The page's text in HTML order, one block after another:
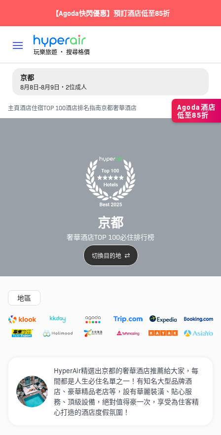
【Agoda快閃優惠】預訂酒店低至85折
玩樂旅遊 ‧ 搜尋格價
京都
8月8日-8月9日・2位成人
主頁酒店住宿TOP 100酒店排名指南京都奢華酒店
京都
奢華酒店TOP 100必住排行榜
切換目的地
精選酒店
地區
HyperAir精選出京都的奢華酒店推薦給大家，每
間都是人生必住名單之一 ！有知名大型品牌酒
店、豪華精品老店等，設有華麗裝潢、貼心服
務、頂級設備，絕對值得豪一次，享受為住客精
心打造的酒店度假氛圍！
Agoda酒店
低至85折